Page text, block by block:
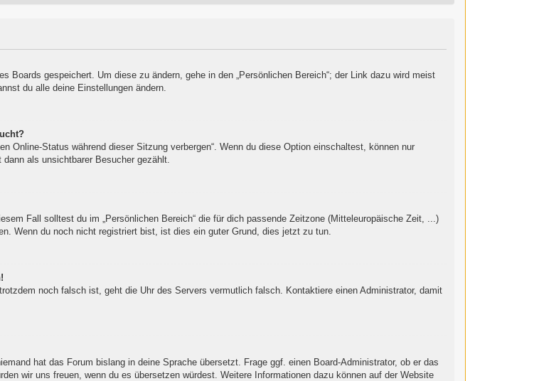
Boards gespeichert. Um diese zu ändern, gehe in den „Persönlichen Bereich“; der Link dazu wird meist
du alle deine Einstellungen ändern.
Online-Status während dieser Sitzung verbergen“. Wenn du diese Option einschaltest, können nur
als unsichtbarer Besucher gezählt.
Fall solltest du im „Persönlichen Bereich“ die für dich passende Zeitzone (Mitteleuropäische Zeit, ...)
Wenn du noch nicht registriert bist, ist dies ein guter Grund, dies jetzt zu tun.
noch falsch ist, geht die Uhr des Servers vermutlich falsch. Kontaktiere einen Administrator, damit
hat das Forum bislang in deine Sprache übersetzt. Frage ggf. einen Board-Administrator, ob er das
wir uns freuen, wenn du es übersetzen würdest. Weitere Informationen dazu können auf der Website